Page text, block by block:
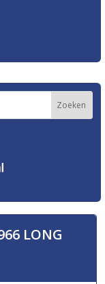
LONG